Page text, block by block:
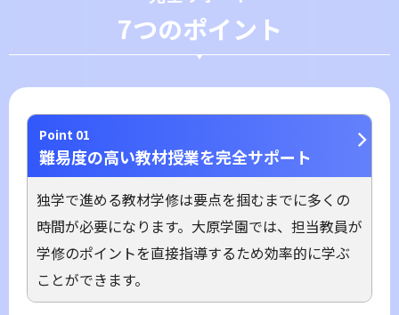
7つのポイント
Point 01
難易度の高い教材授業を完全サポート
独学で進める教材学修は要点を掴むまでに多くの
時間が必要になります。大原学園では、担当教員が
学修のポイントを直接指導するため効率的に学ぶ
ことができます。